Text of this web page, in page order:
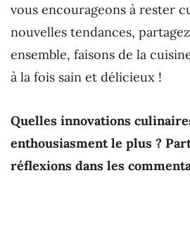
vous encourageons à rester
nouvelles tendances,
ensemble, faisons de la
à la fois sain et délicieux !
Quelles innovations
enthousiasment le plus ?
réflexions dans les